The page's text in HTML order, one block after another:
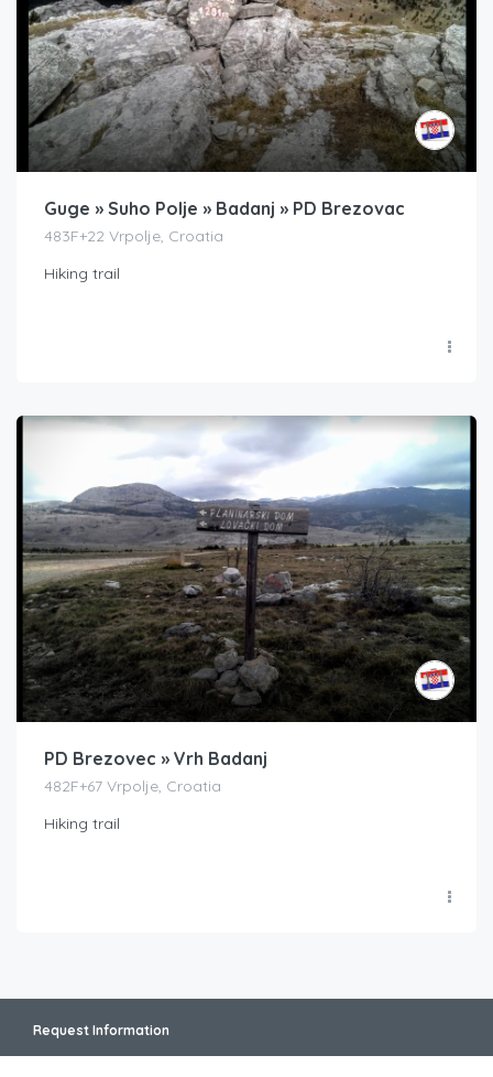
Guge » Suho Polje » Badanj » PD Brezovac
483F+22 Vrpolje, Croatia
Hiking trail
PD Brezovec » Vrh Badanj
482F+67 Vrpolje, Croatia
Hiking trail
Request Information